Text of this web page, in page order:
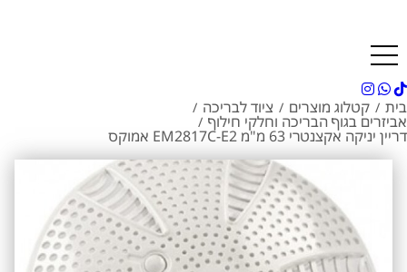
בית / קטלוג מוצרים / ציוד לבריכה /
אביזרים בגוף הבריכה וחלקי חילוף /
דריין יניקה אקצנטרי 63 מ"מ EM2817C-E2 אמוקס